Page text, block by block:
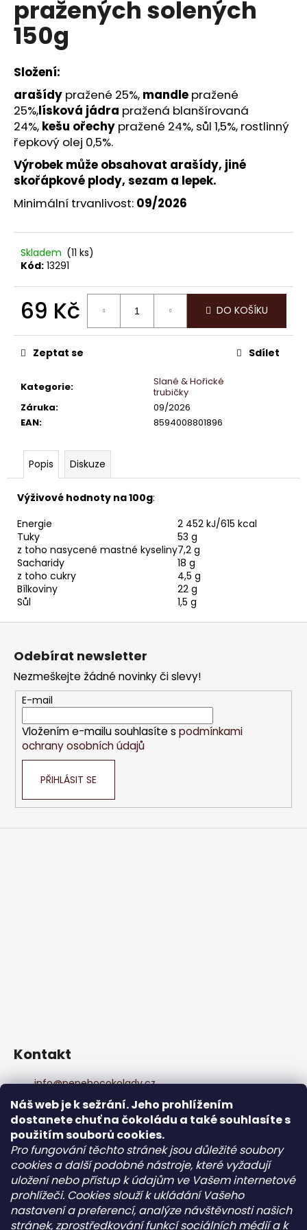
Náš web je k sežrání. Jeho prohlížením
dostanete chuť na čokoládu a také souhlasíte s
použitím souborů cookies.
Pro fungování těchto stránek jsou důležité soubory
cookies a další podobné nástroje, které vyžadují
uložení nebo přístup k údajům ve Vašem internetové
prohlížeči. Cookies slouží k ukládání Vašeho
nastavení a preferencí, analýze návštěvnosti našich
stránek, zprostředkování funkcí sociálních médií a k
pražených solených
150g
Složení:
arašídy pražené 25%, mandle pražené
25%,lísková jádra pražená blanšírovaná
24%, kešu ořechy pražené 24%, sůl 1,5%, rostlinný
řepkový olej 0,5%.
Výrobek může obsahovat arašídy, jiné
skořápkové plody, sezam a lepek.
Minimální trvanlivost: 09/2026
Skladem (11 ks)
Kód: 13291
69 Kč
cena:
DO KOŠÍKU
Kategorie:
Slané & Hořické
trubičky
Záruka:
09/2026
EAN: 8594008801896
Zeptat se Sdílet
Popis Diskuze
Výživové hodnoty na 100g:
Energie
2 452 kJ/615 kcal
Tuky
53 g
z toho nasycené mastné kyseliny7,2 g
Sacharidy
18 g
z toho cukry
4,5 g
Bílkoviny
22 g
Sůl
1,5 g
a
j
t
?
HLEDAT
o
p
o
j
e
e
LINDOR
HOŘKÁ
ČOKOLÁDA
60%
12,5G
13
Z
Odebírat newsletter
Nezmeškejte žádné novinky či slevy!
E-mail
Vložením e-mailu souhlasíte s podmínkami
ochrany osobních údajů
PŘIHLÁSIT SE
Kontakt
info@pepehocokolady.cz
+420702085600
+420702085600
Pepeho čokolády
pepehocokolady.cz
Informace pro vás
Kontakt